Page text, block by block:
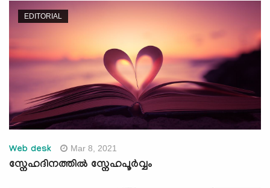
EDITORIAL
Web desk Mar 8, 2021
സ്നേഹദിനത്തില്‍ സ്നേഹപൂര്‍വ്വം